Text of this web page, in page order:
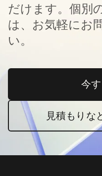
だけます。個別
は、お気軽にお
い。
今
見積もりな